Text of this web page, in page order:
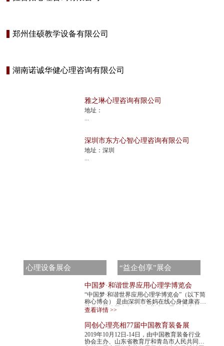
郑州佳硕教学设备有限公司
湖南诺诚华健心理咨询有限公司
雅之琳心理咨询有限公司
地址：
深圳市东方心智心理咨询有限公司
地址：深圳
心理设备展会 “益企创享”展会
中国梦·和谐世界应用心理学博览会
“中国梦·和谐世界应用心理学博览会”（以下简
称心博会） 是由深圳市爸妈在线心身健康咨询
股份有限公司发起，每年举办一届。心博会，
不仅是世界民间组织主办的心理学最高级...
查看详情 >>
同创心理亮相77届中国教育装备展
2019年10月12日-14日，由中国教育装备行业
协会主办、山东省教育厅和青岛市人民共同承